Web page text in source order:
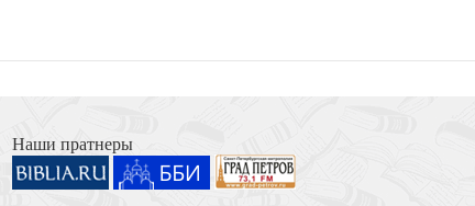
Книга Иисуса Навина
Наши пратнеры